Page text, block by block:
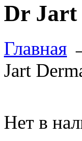
Dr Jart
Главная
Jart
Нет в